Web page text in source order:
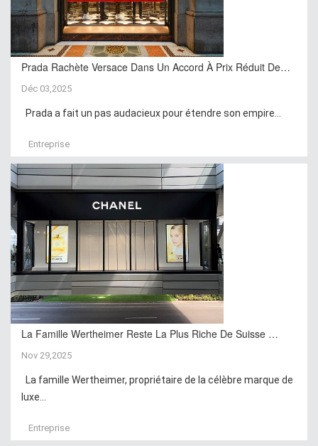
Prada Rachète Versace Dans Un Accord À Prix Réduit De…
Déc 03,2025
Prada a fait un pas audacieux pour étendre son empire...
Entreprise
La Famille Wertheimer Reste La Plus Riche De Suisse …
Nov 29,2025
La famille Wertheimer, propriétaire de la célèbre marque de
luxe...
Entreprise